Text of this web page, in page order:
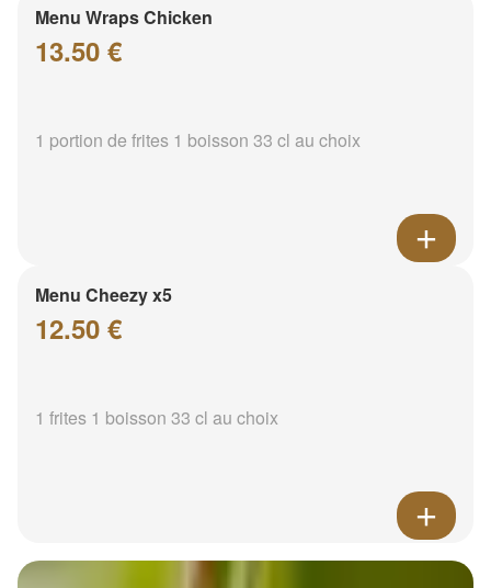
Menu Wraps Chicken
13.50 €
1 portion de frites 1 boisson 33 cl au choix
Menu Cheezy x5
12.50 €
1 frites 1 boisson 33 cl au choix